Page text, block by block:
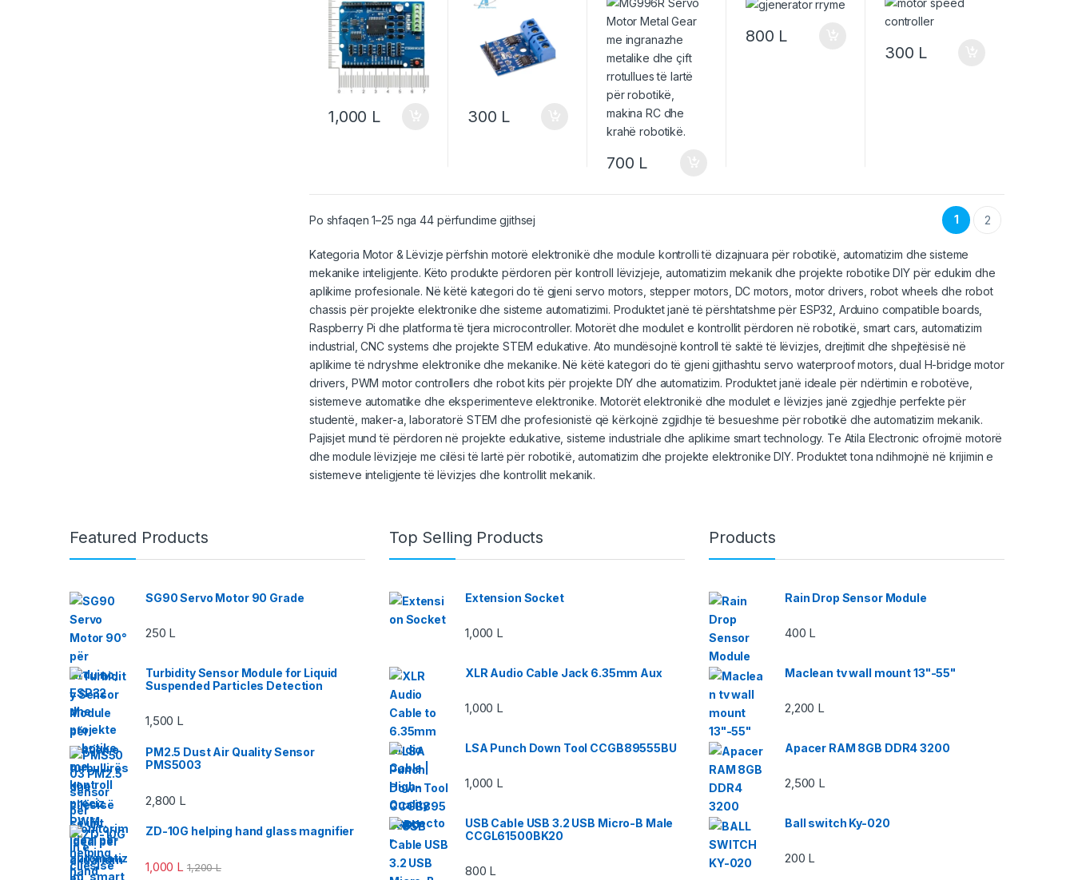
1,000 L
Dual
300 L
700 L
800 L
300 L
Po shfaqen 1–25 nga 44 përfundime gjithsej 1 2
Kategoria Motor & Lëvizje përfshin motorë elektronikë dhe module kontrolli të dizajnuara për robotikë, automatizim dhe sisteme
mekanike inteligjente. Këto produkte përdoren për kontroll lëvizjeje, automatizim mekanik dhe projekte robotike DIY për edukim dhe
aplikime profesionale. Në këtë kategori do të gjeni servo motors, stepper motors, DC motors, motor drivers, robot wheels dhe robot
chassis për projekte elektronike dhe sisteme automatizimi. Produktet janë të përshtatshme për ESP32, Arduino compatible boards,
Raspberry Pi dhe platforma të tjera microcontroller. Motorët dhe modulet e kontrollit përdoren në robotikë, smart cars, automatizim
industrial, CNC systems dhe projekte STEM edukative. Ato mundësojnë kontroll të saktë të lëvizjes, drejtimit dhe shpejtësisë në
aplikime të ndryshme elektronike dhe mekanike. Në këtë kategori do të gjeni gjithashtu servo waterproof motors, dual H-bridge motor
drivers, PWM motor controllers dhe robot kits për projekte DIY dhe automatizim. Produktet janë ideale për ndërtimin e robotëve,
sistemeve automatike dhe eksperimenteve elektronike. Motorët elektronikë dhe modulet e lëvizjes janë zgjedhje perfekte për
studentë, maker-a, laboratorë STEM dhe profesionistë që kërkojnë zgjidhje të besueshme për robotikë dhe automatizim mekanik.
Pajisjet mund të përdoren në projekte edukative, sisteme industriale dhe aplikime smart technology. Te Atila Electronic ofrojmë motorë
dhe module lëvizjeje me cilësi të lartë për robotikë , automatizim dhe projekte elektronike DIY. Produktet tona ndihmojnë në krijimin e
sistemeve inteligjente të lëvizjes dhe kontrollit mekanik.
Featured Products
SG90 Servo Motor 90 Grade
250 L
Turbidity Sensor Module for Liquid
Suspended Particles Detection
1,500 L
PM2.5 Dust Air Quality Sensor
PMS5003
2,800 L
ZD-10G helping hand glass magnifier
1,000 L 1,200L
Top Selling Products
Extension Socket
1,000 L
XLR Audio Cable Jack 6.35mm Aux
1,000 L
LSA Punch Down Tool CCGB89555BU
1,000 L
USB Cable USB 3.2 USB Micro-B Male
CCGL61500BK20
800 L
Products
Rain Drop Sensor Module
400 L
Maclean tv wall mount 13"-55"
2,200 L
Apacer RAM 8GB DDR4 3200
2,500 L
Ball switch Ky-020
200 L